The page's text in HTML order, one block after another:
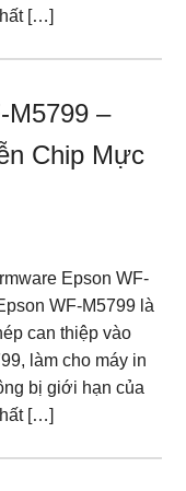
[…]
M5799 –
Chip Mực
Epson WF-
WF-M5799 là
can thiệp vào
làm cho máy in
bị giới hạn của
[…]